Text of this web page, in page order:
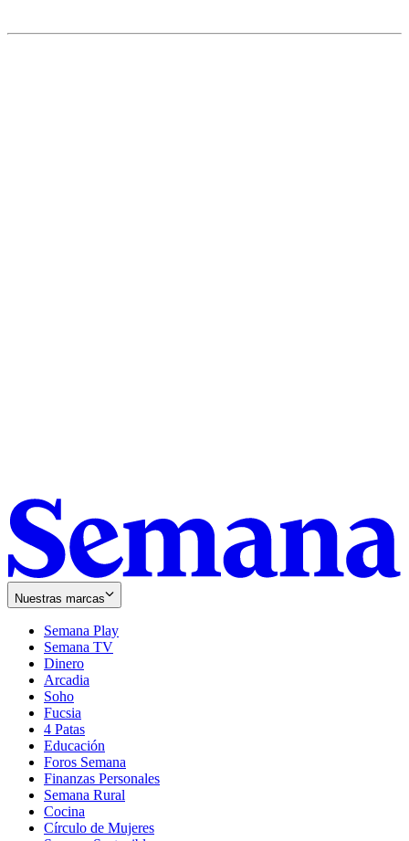
Nuestras marcas
Semana Play
Semana TV
Dinero
Arcadia
Soho
in
new
window
Fucsia
in
new
window
4 Patas
Educación
Foros Semana
Finanzas Personales
Semana Rural
Cocina
Círculo de Mujeres